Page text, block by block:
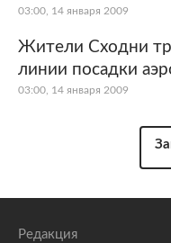
03:00, 14 января 2009
Жители Сходни
линии посадки
03:00, 14 января 2009
Редакция